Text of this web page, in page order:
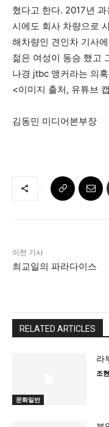
혔다고 한다. 2017년
시에도 회사 차량으로
해차량인 견인차 기사
젊은 여성이 동승 했고
나경 jtbc 앵커라는 의
<이미지 출처, 유튜브
김동민 미디어본부장
이전 기사
최교일의 파라다이스
RELATED ARTICLES
문화일반
라
조